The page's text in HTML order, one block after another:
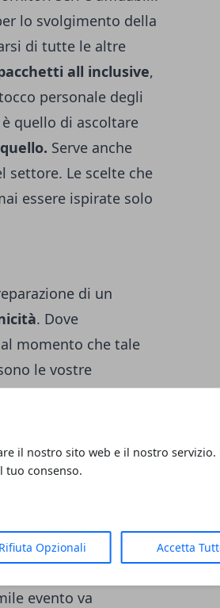
il nostro sito web e il nostro servizio.
tuo consenso.
Rifiuta Opzionali Accetta
lo svolgimento della
di tutte le altre
all inclusive,
personale degli
quello di ascoltare
Serve anche
settore. Le scelte che
essere ispirate solo
di un
. Dove
momento che tale
le vostre
è molto
scontati.
che dà una
Non esiste il
del miglior
degli sposi. Uno
è la
al primo
evento va